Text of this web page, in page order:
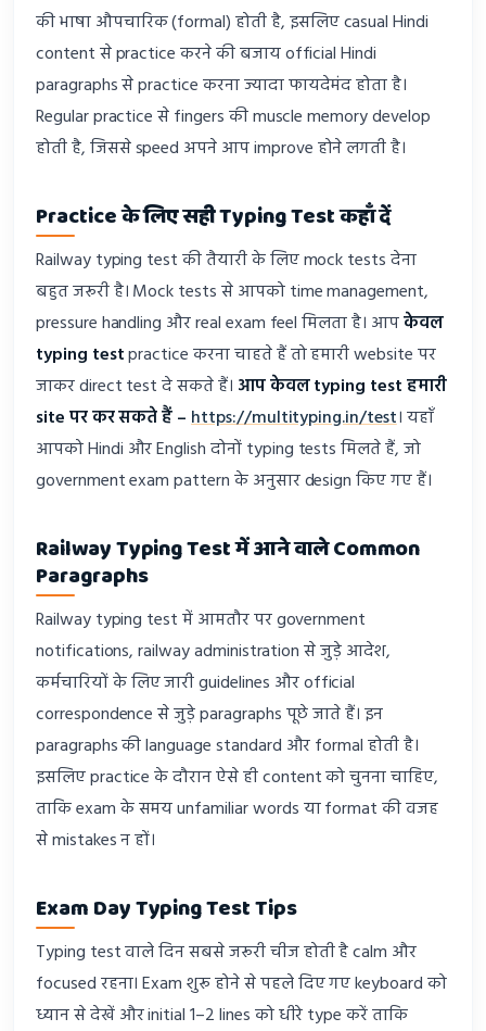
की भाषा औपचारिक (formal) होती है, इसलिए casual Hindi
content से practice करने की बजाय official Hindi
paragraphs से practice करना ज्यादा फायदेमंद होता है।
Regular practice से fingers की muscle memory develop
होती है, जिससे speed अपने आप improve होने लगती है।
Practice के लिए सही Typing Test कहाँ दें
Railway typing test की तैयारी के लिए mock tests देना
बहुत जरूरी है। Mock tests से आपको time management,
pressure handling और real exam feel मिलता है। आपकेवल
typing testpractice करना चाहते हैं तो हमारी website पर
जाकर direct test दे सकते हैं। आप केवल typing test हमारी
site पर कर सकते हैं –https://multityping.in/test। यहाँ
आपको Hindi और English दोनों typing tests मिलते हैं, जो
government exam pattern के अनुसार design किए गए हैं।
Railway Typing Test में आने वाले Common
Paragraphs
Railway typing test में आमतौर पर government
notifications, railway administration से जुड़े आदेश,
कर्मचारियों के लिए जारी guidelines और official
correspondence से जुड़े paragraphs पूछे जाते हैं। इन
paragraphs की language standard और formal होती है।
इसलिए practice के दौरान ऐसे ही content को चुनना चाहिए,
ताकि exam के समय unfamiliar words या format की वजह
से mistakes न हों।
Exam Day Typing Test Tips
Typing test वाले दिन सबसे जरूरी चीज होती है calm और
focused रहना। Exam शुरू होने से पहले दिए गए keyboard को
ध्यान से देखें और initial 1–2 lines को धीरे type करें ताकि